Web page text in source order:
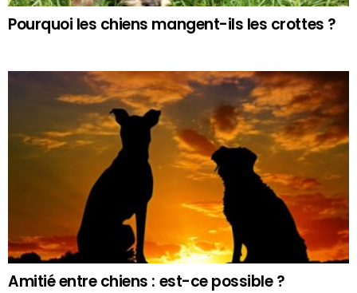
Pourquoi les chiens mangent-ils les crottes ?
Amitié entre chiens : est-ce possible ?